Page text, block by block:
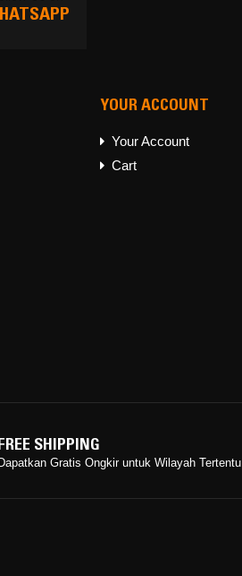
YOUR ACCOUNT
Your Account
Cart
SHIPPING
Dapatkan Gratis Ongkir untuk Wilayah Tertentu
FREE SHIPPING
Ongkir untuk Wilayah Tertentu